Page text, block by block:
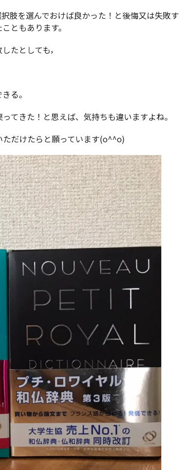
肢を選んでおけば良かった！と後悔又は失敗す
ともあります。
たとしても，
る。
てきた！と思えば、気持ちも違いますよね。
だけたらと願っています(o^^o)